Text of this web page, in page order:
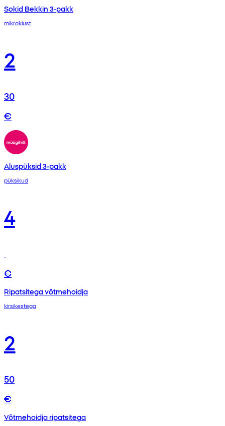
Sokid Bekkin 3-pakk
mikrokiust
2
30
€
Aluspüksid 3-pakk
püksikud
4
€
Ripatsitega võtmehoidja
kirsikestega
2
50
€
Võtmehoidja ripatsitega